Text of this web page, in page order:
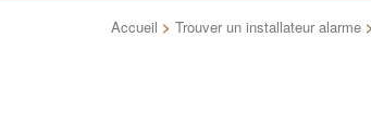
Accueil > Trouver un installateur alarme >